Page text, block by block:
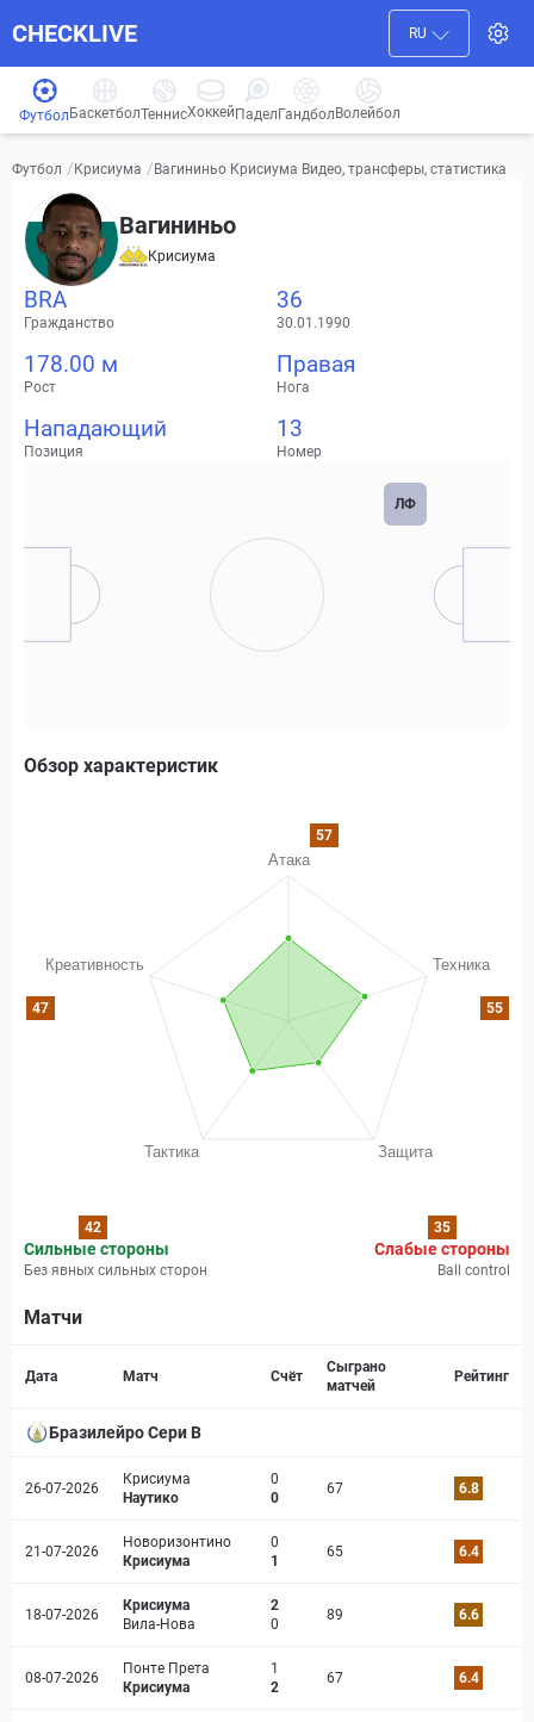
CHECKLIVE RU
Футбол БаскетболТеннисХоккей ПаделГандбол Волейбол
Футбол / Крисиума /Вагининьо Крисиума Видео, трансферы, статистика
Вагининьо
Крисиума
BRA
Гражданство
36
30.01.1990
178.00 м
Рост
Правая
Нога
Нападающий
Позиция
13
Номер
ЛФ
Обзор характеристик
57
47 55
42 35
Сильные стороны
Без явных сильных сторон
Слабые стороны
Ball control
Матчи
Страница матча
Дата Матч Счёт
Сыграно
матчей
Рейтинг
Бразилейро Сери B
26-07-2026
Крисиума
Наутико
0
0
67 6.8
21-07-2026
Новоризонтино
Крисиума
0
1
65 6.4
18-07-2026
Крисиума
Вила-Нова
2
0
89 6.6
08-07-2026
Понте Прета
Крисиума
1
2
67 6.4